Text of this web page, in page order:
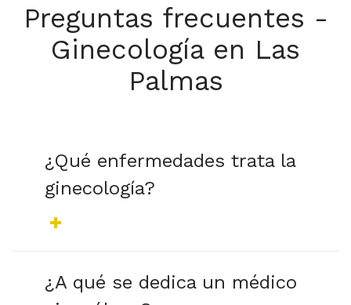
Preguntas frecuentes -
Ginecología en Las
Palmas
¿Qué enfermedades trata la
ginecología?
¿A qué se dedica un médico